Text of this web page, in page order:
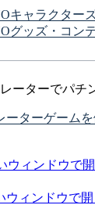
キャラクター
グッズ・コン
ーターでパチ
ーターゲーム
ウィンドウで開
ウィンドウで開